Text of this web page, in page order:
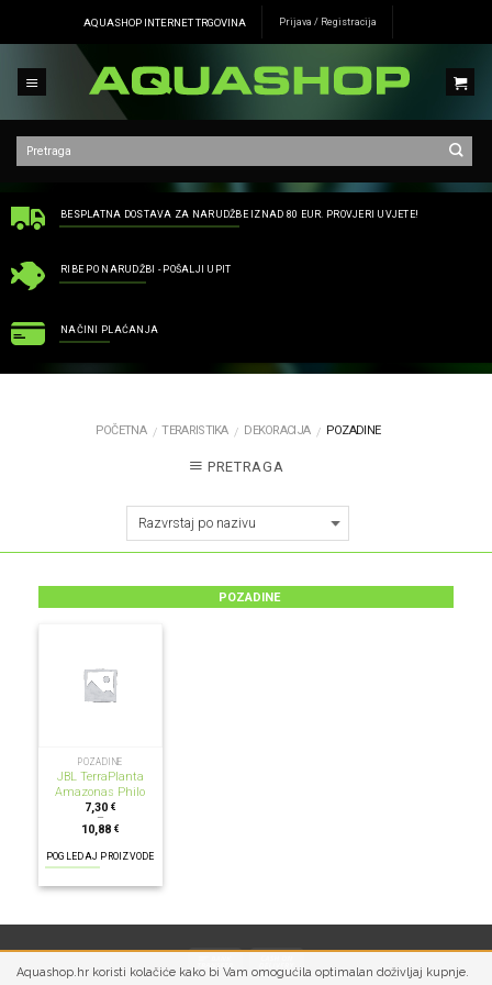
Aquashop.hr koristi kolačiće kako bi Vam omogućila optimalan doživljaj kupnje.
AQUASHOP INTERNET TRGOVINA Prijava / Registracija
BESPLATNA DOSTAVA ZA NARUDŽBE IZNAD 80 EUR. PROVJERI UVJETE!
RIBE PO NARUDŽBI - POŠALJI UPIT
NAČINI PLAĆANJA
POČETNA / TERARISTIKA / DEKORACIJA / POZADINE
PRETRAGA
POZADINE
POZADINE
JBL TerraPlanta
Amazonas Philo
7,30€
–
10,88€
POGLEDAJ PROIZVODE